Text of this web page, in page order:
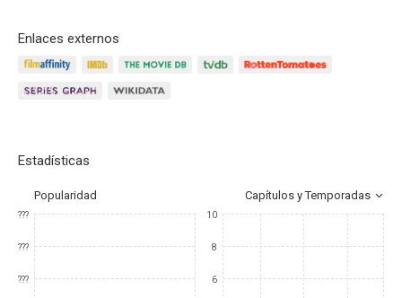
Enlaces externos
Estadísticas
Popularidad Capítulos y Temporadas
???
???
???
10
8
6